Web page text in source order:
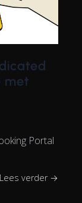
met
Portal
Lees verder →